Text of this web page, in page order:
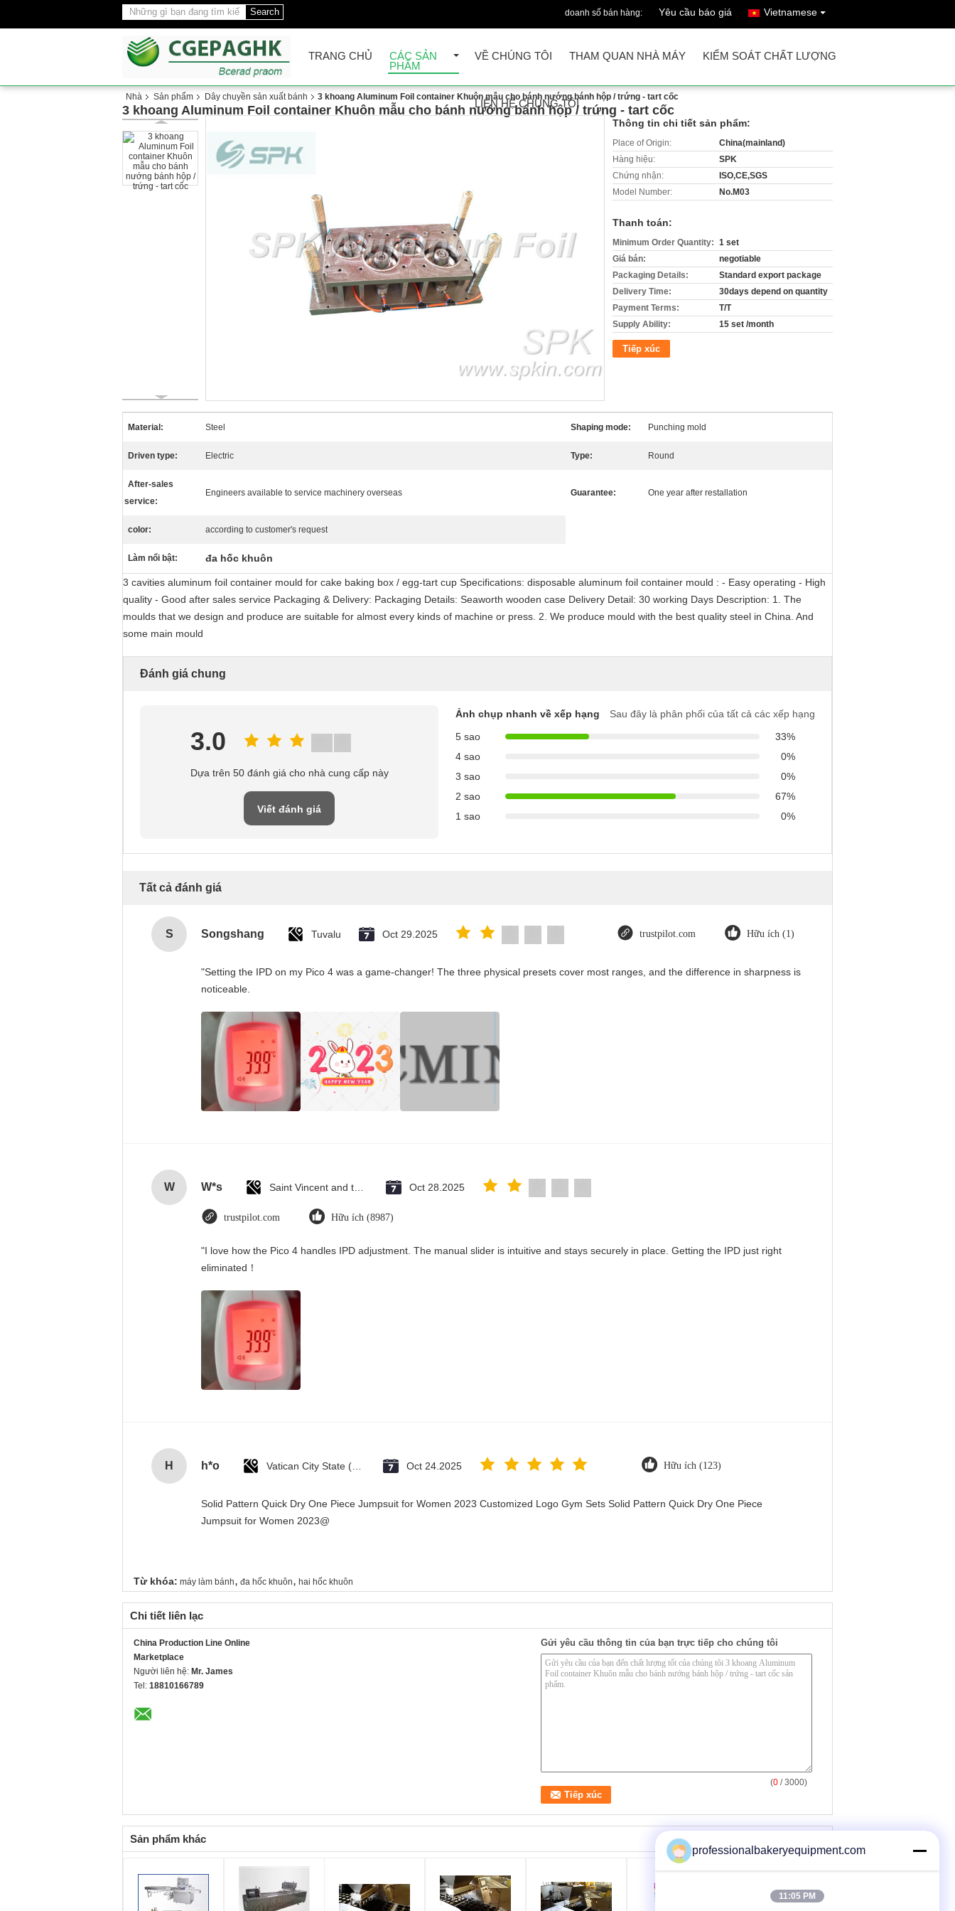
Search doanh số bán hàng: Yêu cầu báo giá Vietnamese
TRANG CHỦ
CÁC SẢN
PHẨM
VỀ CHÚNG TÔI THAM QUAN NHÀ MÁY KIỂM SOÁT CHẤT LƯỢNG
LIÊN HỆ CHÚNG TÔI
Nhà Sản phẩm Dây chuyền sản xuất bánh 3 khoang Aluminum Foil container Khuôn mẫu cho bánh nướng bánh hộp / trứng - tart cốc
3 khoang Aluminum Foil container Khuôn mẫu cho bánh nướng bánh hộp / trứng - tart cốc
Thông tin chi tiết sản phẩm:
Place of Origin:
China(mainland)
Hàng hiệu:
SPK
Chứng nhận:
ISO,CE,SGS
Model Number:
No.M03
Thanh toán:
Minimum Order Quantity: 1 set
Giá bán:
negotiable
Packaging Details:
Standard export package
Delivery Time:
30days depend on quantity
Payment Terms:
T/T
Supply Ability:
15 set /month
Tiếp xúc
Material: Steel Shaping mode: Punching mold
Driven type: Electric Type: Round
After-sales
service:
Engineers available to service machinery overseas Guarantee: One year after restallation
color: according to customer's request
Làm nổi bật: đa hốc khuôn
3 cavities aluminum foil container mould for cake baking box / egg-tart cup Specifications: disposable aluminum foil container mould : - Easy operating - High
quality - Good after sales service Packaging & Delivery: Packaging Details: Seaworth wooden case Delivery Detail: 30 working Days Description: 1. The
moulds that we design and produce are suitable for almost every kinds of machine or press. 2. We produce mould with the best quality steel in China. And
some main mould
Đánh giá chung
3.0
Dựa trên 50 đánh giá cho nhà cung cấp này
Viết đánh giá
Ảnh chụp nhanh về xếp hạng
Sau đây là phân phối của tất cả các xếp hạng
5 sao
33%
4 sao
0%
3 sao
0%
2 sao
67%
1 sao
0%
Tất cả đánh giá
S Songshang Tuvalu Oct 29.2025 trustpilot.com Hữu ích (1)
"Setting the IPD on my Pico 4 was a game-changer! The three physical presets cover most ranges, and the difference in sharpness is
noticeable.
W W*s Oct 28.2025
trustpilot.com Hữu ích (8987)
"I love how the Pico 4 handles IPD adjustment. The manual slider is intuitive and stays securely in place. Getting the IPD just right
eliminated！
H h*o Oct 24.2025 Hữu ích (123)
Solid Pattern Quick Dry One Piece Jumpsuit for Women 2023 Customized Logo Gym Sets Solid Pattern Quick Dry One Piece
Jumpsuit for Women 2023@
Từ khóa: máy làm bánh, đa hốc khuôn, hai hốc khuôn
Chi tiết liên lạc
China Production Line Online
Marketplace
Người liên hệ: Mr. James
Tel: 18810166789
Gửi yêu cầu thông tin của bạn trực tiếp cho chúng tôi
(0 / 3000)
Sản phẩm khác
professionalbakeryequipment.com
11:05 PM